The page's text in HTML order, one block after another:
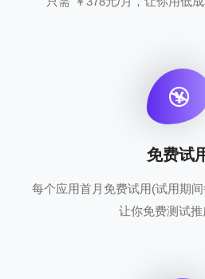
免费试
每个应用首月免费试用(试用期间
让你免费测试